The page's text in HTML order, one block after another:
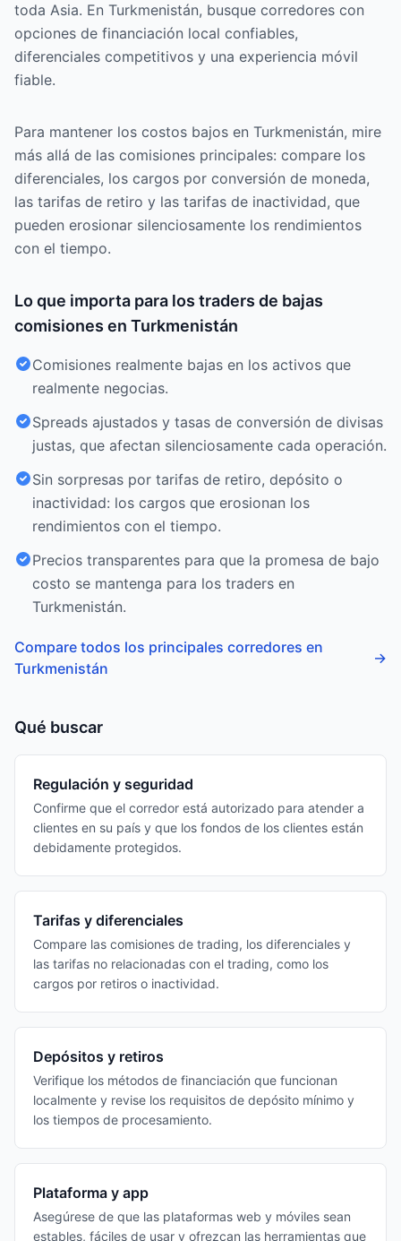
toda Asia. En Turkmenistán, busque corredores con
opciones de financiación local confiables,
diferenciales competitivos y una experiencia móvil
fiable.
Para mantener los costos bajos en Turkmenistán, mire
más allá de las comisiones principales: compare los
diferenciales, los cargos por conversión de moneda,
las tarifas de retiro y las tarifas de inactividad, que
pueden erosionar silenciosamente los rendimientos
con el tiempo.
Lo que importa para los traders de bajas
comisiones en Turkmenistán
Comisiones realmente bajas en los activos que
realmente negocias.
Spreads ajustados y tasas de conversión de divisas
justas, que afectan silenciosamente cada operación.
Sin sorpresas por tarifas de retiro, depósito o
inactividad: los cargos que erosionan los
rendimientos con el tiempo.
Precios transparentes para que la promesa de bajo
costo se mantenga para los traders en
Turkmenistán.
Compare todos los principales corredores en
Turkmenistán
→
Qué buscar
Regulación y seguridad
Confirme que el corredor está autorizado para atender a
clientes en su país y que los fondos de los clientes están
debidamente protegidos.
Tarifas y diferenciales
Compare las comisiones de trading, los diferenciales y
las tarifas no relacionadas con el trading, como los
cargos por retiros o inactividad.
Depósitos y retiros
Verifique los métodos de financiación que funcionan
localmente y revise los requisitos de depósito mínimo y
los tiempos de procesamiento.
Plataforma y app
Asegúrese de que las plataformas web y móviles sean
estables, fáciles de usar y ofrezcan las herramientas que